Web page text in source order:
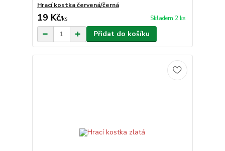
Hrací kostka červená/černá
19 Kč/ks Skladem 2 ks
Přidat do košíku